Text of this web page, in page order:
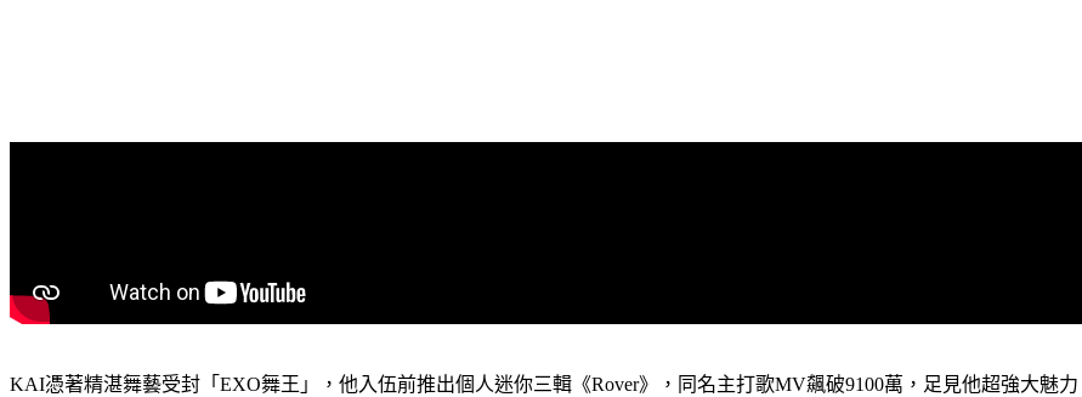
KAI憑著精湛舞藝受封「EXO舞王」，他入伍前推出個人迷你三輯《Rover》，同名主打歌MV飆破9100萬，足見他超強大魅